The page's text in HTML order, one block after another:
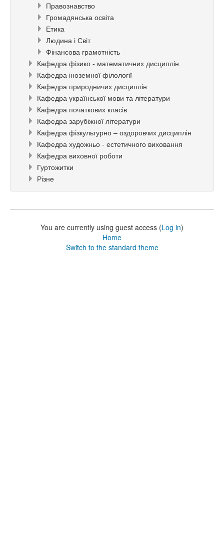
Правознавство
Громадянська освіта
Етика
Людина і Світ
Фінансова грамотність
Кафедра фізико - математичних дисциплін
Кафедра іноземної філології
Кафедра природничих дисциплін
Кафедра української мови та літератури
Кафедра початкових класів
Кафедра зарубіжної літератури
Кафедра фізкультурно – оздоровчих дисциплін
Кафедра художньо - естетичного виховання
Кафедра виховної роботи
Гуртожитки
Різне
You are currently using guest access (Log in)
Home
Switch to the standard theme